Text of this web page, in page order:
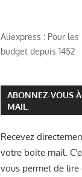
Aliexpress : Pour
budget depuis 1452
ABONNEZ-VOUS
MAIL.
Recevez
votre boite mail.
vous permet de lire